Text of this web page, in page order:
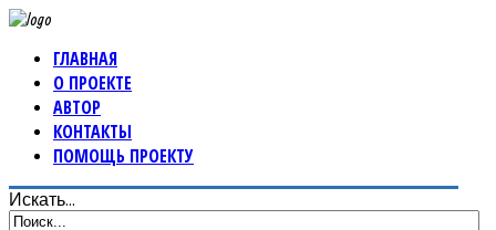
ГЛАВНАЯ
О ПРОЕКТЕ
АВТОР
КОНТАКТЫ
ПОМОЩЬ ПРОЕКТУ
Искать...